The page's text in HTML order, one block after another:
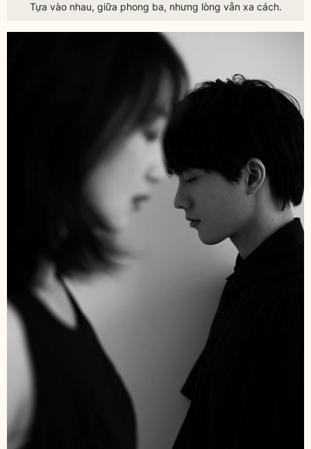
Tựa vào nhau, giữa phong ba, nhưng lòng vẫn xa cách.